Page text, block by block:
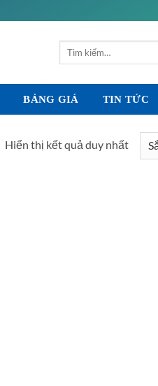
Tìm
BẢNG GIÁ TIN TỨC
Hiển thị kết quả duy nhất